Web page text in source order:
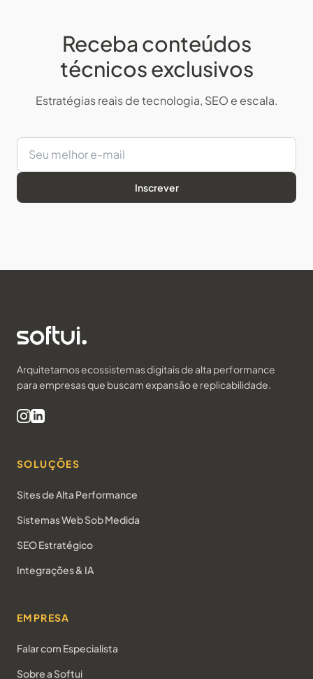
Receba conteúdos
técnicos exclusivos
Estratégias reais de tecnologia, SEO e escala.
Inscrever
Arquitetamos ecossistemas digitais de alta performance
para empresas que buscam expansão e replicabilidade.
SOLUÇÕES
Sites de Alta Performance
Sistemas Web Sob Medida
SEO Estratégico
Integrações & IA
EMPRESA
Falar com Especialista
Sobre a Softui